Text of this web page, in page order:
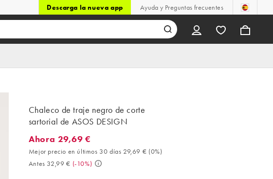
Descarga la nueva app Ayuda y Preguntas frecuentes
Chaleco de traje negro de corte
sartorial de ASOS DESIGN
Ahora 29,69 €. Mejor precio en últimos 30 días 29,69 € (0%). Antes
Ahora 29,69 €
Mejor precio en últimos 30 días 29,69 € (0%)
Antes 32,99 € (-10%)